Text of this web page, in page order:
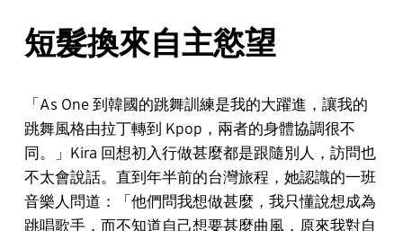
短髮換來自主慾望
「As One 到韓國的跳舞訓練是我的大躍進，讓我的
跳舞風格由拉丁轉到 Kpop，兩者的身體協調很不
同。」Kira 回想初入行做甚麼都是跟隨別人，訪問也
不太會說話。直到年半前的台灣旅程，她認識的一班
音樂人問道：「他們問我想做甚麼，我只懂說想成為
跳唱歌手，而不知道自己想要甚麼曲風，原來我對自